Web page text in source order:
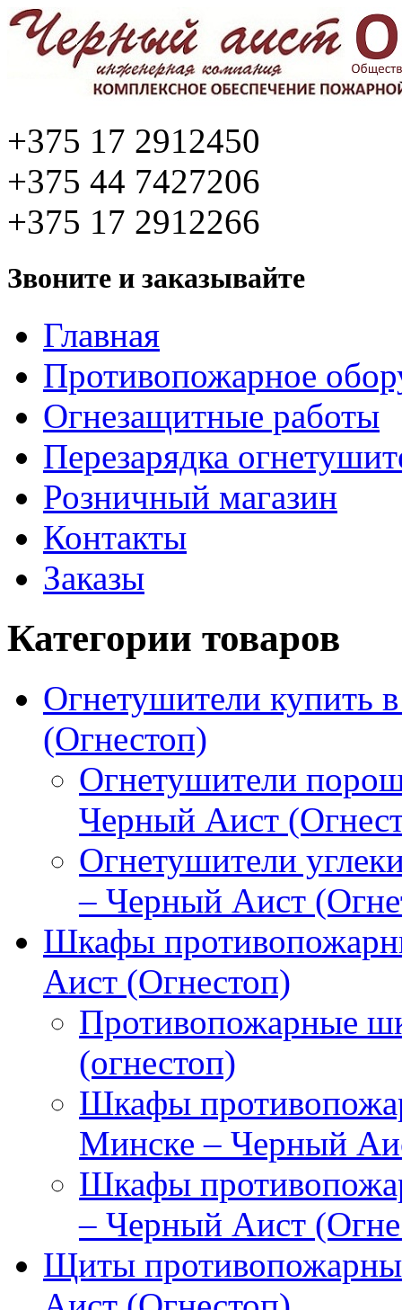
+375 17 2912450
+375 44 7427206
+375 17 2912266
Звоните и заказывайте
Главная
Противопожарное
Огнезащитные работы
Перезарядка
Розничный магазин
Контакты
Заказы
Категории товаров
Огнетушители
(Огнестоп)
Огнетушители
Черный Аист
Огнетушители
– Черный Аист
Шкафы
Аист (Огнестоп)
Противопожарные
(огнестоп)
Шкафы
Минске – Черный
Шкафы
– Черный Аист
Щиты